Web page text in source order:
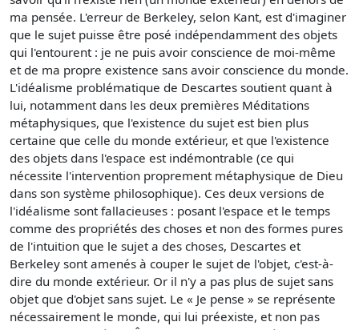
ma pensée. L'erreur de Berkeley, selon Kant, est d'imaginer
que le sujet puisse être posé indépendamment des objets
qui l'entourent : je ne puis avoir conscience de moi-même
et de ma propre existence sans avoir conscience du monde.
L'idéalisme problématique de Descartes soutient quant à
lui, notamment dans les deux premières Méditations
métaphysiques, que l'existence du sujet est bien plus
certaine que celle du monde extérieur, et que l'existence
des objets dans l'espace est indémontrable (ce qui
nécessite l'intervention proprement métaphysique de Dieu
dans son système philosophique). Ces deux versions de
l'idéalisme sont fallacieuses : posant l'espace et le temps
comme des propriétés des choses et non des formes pures
de l'intuition que le sujet a des choses, Descartes et
Berkeley sont amenés à couper le sujet de l'objet, c'est-à-
dire du monde extérieur. Or il n'y a pas plus de sujet sans
objet que d'objet sans sujet. Le « Je pense » se représente
nécessairement le monde, qui lui préexiste, et non pas